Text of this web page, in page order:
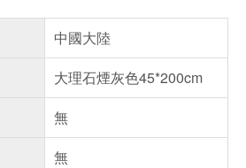
中國大陸
大理石煙灰色45*200cm
無
無